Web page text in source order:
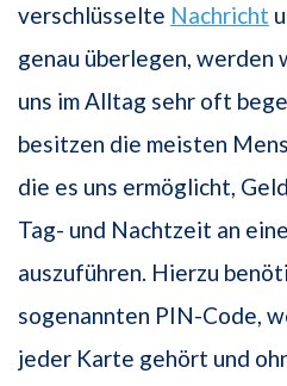
verschlüsselte Nachricht
genau überlegen,
uns im Alltag sehr oft
besitzen die meisten
die es uns ermöglicht,
Tag- und Nachtzeit an
auszuführen. Hierzu
sogenannten PIN-Code,
jeder Karte gehört und